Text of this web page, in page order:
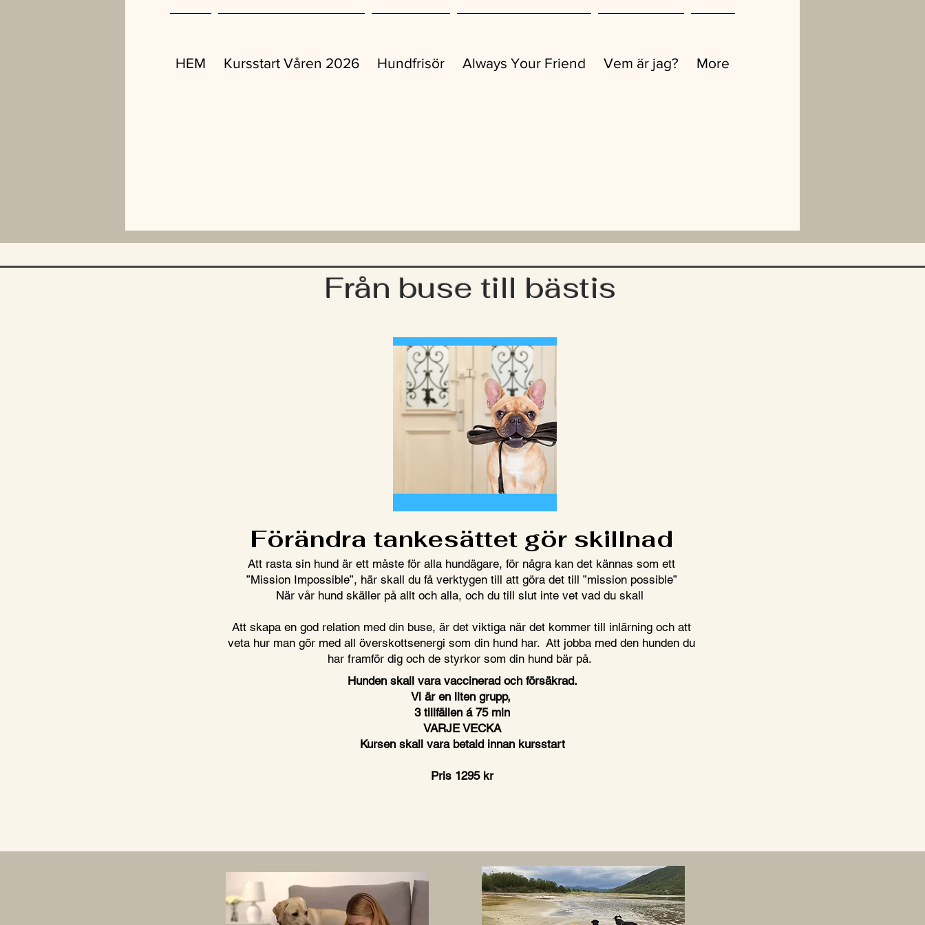
HEM Kursstart Våren 2026 Hundfrisör Always Your Friend Vem är jag? More
Från buse till bästis
Förändra tankesättet gör skillnad
Att rasta sin hund är ett måste för alla hundägare, för några kan det kännas som ett
”Mission Impossible”, här skall du få verktygen till att göra det till ”mission possible”
När vår hund skäller på allt och alla, och du till slut inte vet vad du skall
Att skapa en god relation med din buse, är det viktiga när det kommer till inlärning och att
veta hur man gör med all överskottsenergi som din hund har. Att jobba med den hunden du
har framför dig och de styrkor som din hund bär på.
Hunden skall vara vaccinerad och försäkrad.
Vi är en liten grupp,
3 tillfällen á 75 min
VARJE VECKA
Kursen skall vara betald innan kursstart
Pris 1295 kr